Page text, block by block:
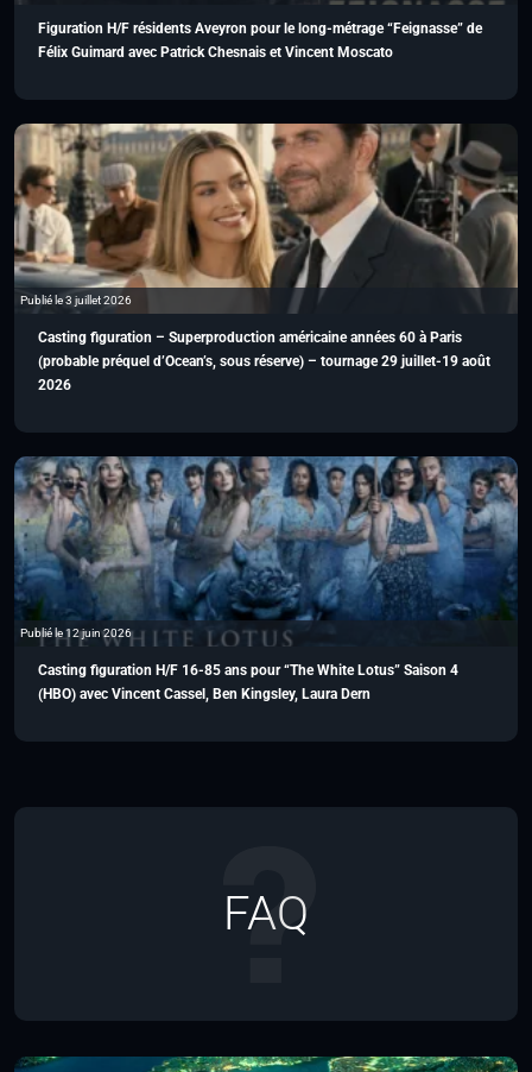
Figuration H/F résidents Aveyron pour le long-métrage “Feignasse” de
Félix Guimard avec Patrick Chesnais et Vincent Moscato
Publié le 3 juillet 2026
Casting figuration – Superproduction américaine années 60 à Paris
(probable préquel d’Ocean’s, sous réserve) – tournage 29 juillet-19 août
2026
Publié le 12 juin 2026
Casting figuration H/F 16-85 ans pour “The White Lotus” Saison 4
(HBO) avec Vincent Cassel, Ben Kingsley, Laura Dern
FAQ